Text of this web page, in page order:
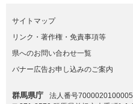
サイトマップ
リンク・著作権・免責事項等
県へのお問い合わせ一覧
バナー広告お申し込みのご案内
群馬県庁
法人番号7000020100005